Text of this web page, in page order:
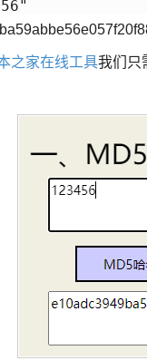
之家在线工具我们只